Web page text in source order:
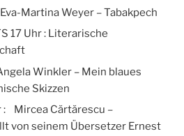
Martina Weyer – Tabakpech
17 Uhr : Literarische
Winkler – Mein blaues
Skizzen
: Mircea Cărtărescu –
von seinem Übersetzer Ernest